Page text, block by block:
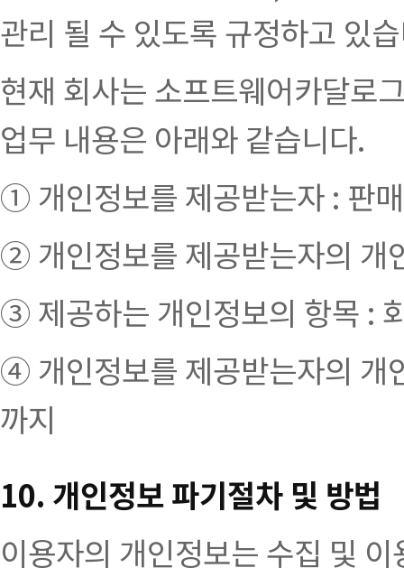
관리 될 수 있도록 규정하고 있
현재 회사는 소프트웨어카달로
업무 내용은 아래와 같습니다.
① 개인정보를 제공받는자 : 판
② 개인정보를 제공받는자의 개
③ 제공하는 개인정보의 항목 :
④ 개인정보를 제공받는자의 개
까지
10. 개인정보 파기절차 및 방법
이용자의 개인정보는 수집 및